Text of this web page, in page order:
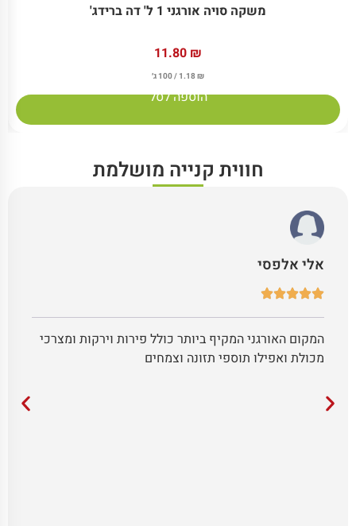
משקה סויה אורגני 1 ל' דה ברידג'
11.80 ₪
1.18₪ / 100 ג׳
הוספה לסל
חווית קנייה מושלמת
אלי אלפסי
המקום האורגני המקיף ביותר כולל פירות וירקות ומצרכי
מכולת ואפילו תוספי תזונה וצמחים